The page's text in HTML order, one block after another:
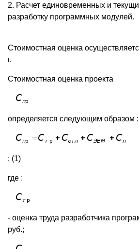
2. Расчет единовременных и
разработку программных модулей.
Стоимостная оценка
г.
Стоимостная оценка проекта
определяется следующим образом :
; (1)
где :
- оценка труда разработчика
руб.;